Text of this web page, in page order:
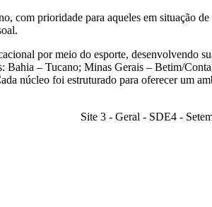
com prioridade para aqueles em
por meio do esporte, desenvolvendo
Bahia – Tucano; Minas Gerais – Betim/
núcleo foi estruturado para oferecer um